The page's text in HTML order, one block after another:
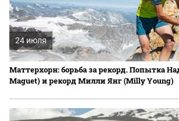
24 июля
Маттерхорн: борьба за рекорд. Попытка
Maguet) и рекорд Милли Янг (Milly Young)